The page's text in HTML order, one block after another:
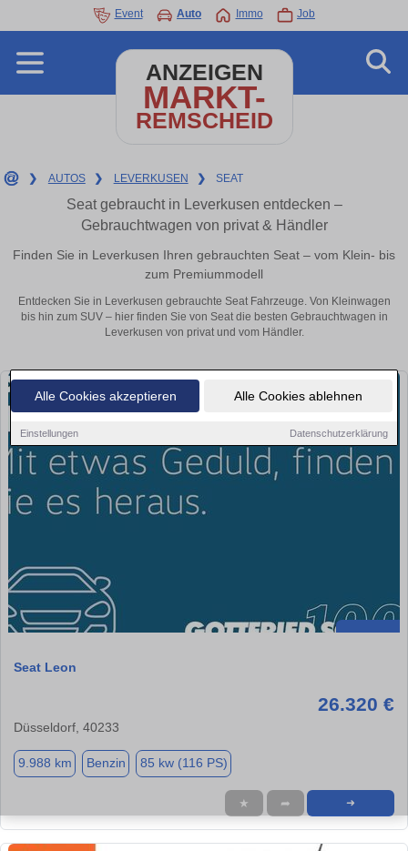
Alle Cookies akzeptieren Alle Cookies ablehnen
Einstellungen Datenschutzerklärung
Event Auto Immo Job
ANZEIGEN
MARKT-
REMSCHEID
❯ AUTOS ❯ LEVERKUSEN ❯ SEAT
Seat gebraucht in Leverkusen entdecken –
Gebrauchtwagen von privat & Händler
Finden Sie in Leverkusen Ihren gebrauchten Seat – vom Klein- bis
zum Premiummodell
Entdecken Sie in Leverkusen gebrauchte Seat Fahrzeuge. Von Kleinwagen
bis hin zum SUV – hier finden Sie von Seat die besten Gebrauchtwagen in
Leverkusen von privat und vom Händler.
Seat Leon
26.320 €
Düsseldorf, 40233
9.988 km Benzin 85 kw (116 PS)
★ ➦ ➜